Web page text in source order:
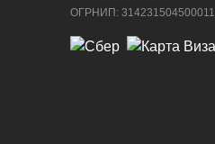
ОГРНИП: 314231504500011